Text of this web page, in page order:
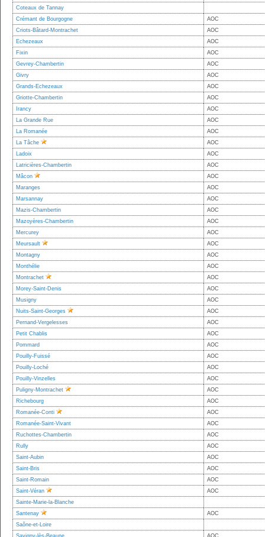
Coteaux de Tannay
Crémant de Bourgogne
AOC
Criots-Bâtard-Montrachet
AOC
Echezeaux
AOC
Fixin
AOC
Gevrey-Chambertin
AOC
Givry
AOC
Grands-Echezeaux
AOC
Griotte-Chambertin
AOC
Irancy
AOC
La Grande Rue
AOC
La Romanée
AOC
La Tâche
AOC
Ladoix
AOC
Latricières-Chambertin
AOC
Mâcon
AOC
Maranges
AOC
Marsannay
AOC
Mazis-Chambertin
AOC
Mazoyères-Chambertin
AOC
Mercurey
AOC
Meursault
AOC
Montagny
AOC
Monthélie
AOC
Montrachet
AOC
Morey-Saint-Denis
AOC
Musigny
AOC
Nuits-Saint-Georges
AOC
Pernand-Vergelesses
AOC
Petit Chablis
AOC
Pommard
AOC
Pouilly-Fuissé
AOC
Pouilly-Loché
AOC
Pouilly-Vinzelles
AOC
Puligny-Montrachet
AOC
Richebourg
AOC
Romanée-Conti
AOC
Romanée-Saint-Vivant
AOC
Ruchottes-Chambertin
AOC
Rully
AOC
Saint-Aubin
AOC
Saint-Bris
AOC
Saint-Romain
AOC
Saint-Véran
AOC
Sainte-Marie-la-Blanche
Santenay
AOC
Saône-et-Loire
Savigny-lès-Beaune
AOC